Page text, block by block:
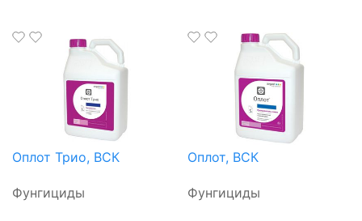
Оплот Трио, ВСК
Фунгициды
Оплот, ВСК
Фунгициды